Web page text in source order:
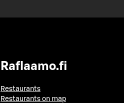
Raflaamo.fi
Restaurants
Restaurants on map